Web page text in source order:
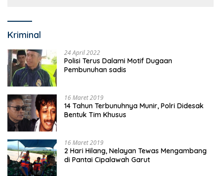
Kriminal
24 April 2022
Polisi Terus Dalami Motif Dugaan
Pembunuhan sadis
16 Maret 2019
14 Tahun Terbunuhnya Munir, Polri Didesak
Bentuk Tim Khusus
16 Maret 2019
2 Hari Hilang, Nelayan Tewas Mengambang
di Pantai Cipalawah Garut